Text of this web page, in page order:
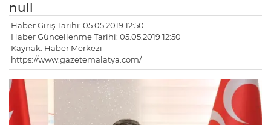
null
Haber Giriş Tarihi: 05.05.2019 12:50
Haber Güncellenme Tarihi: 05.05.2019 12:50
Kaynak: Haber Merkezi
https://www.gazetemalatya.com/